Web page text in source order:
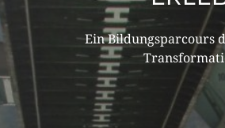
Ein Bildungsparcours